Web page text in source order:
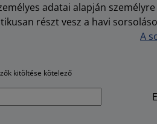
adatai alapján
részt vesz a havi
A
kitöltése kötelező